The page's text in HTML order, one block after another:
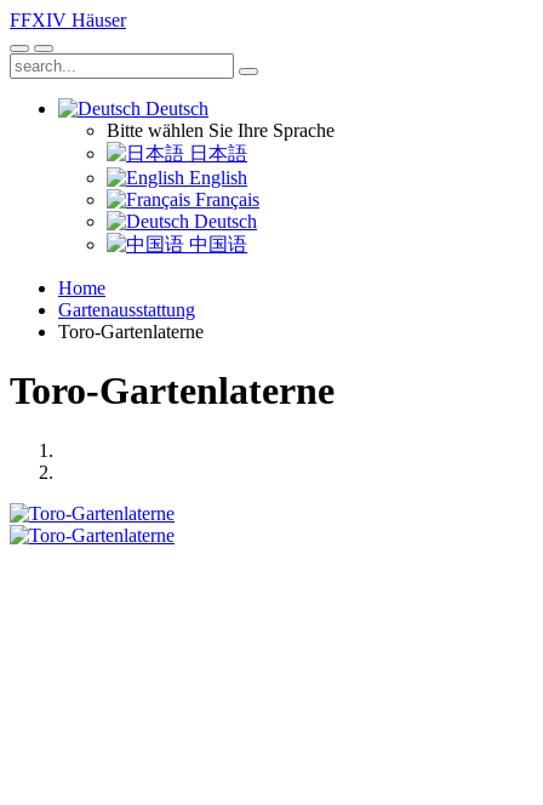
FFXIV Häuser
Deutsch
Bitte wählen Sie Ihre Sprache
日本語
English
Français
Deutsch
中国语
Home
Gartenausstattung
Toro-Gartenlaterne
Toro-Gartenlaterne